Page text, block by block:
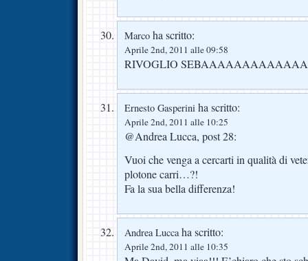
Marco ha scritto:
Aprile 2nd, 2011 alle 09:58
RIVOGLIO
Ernesto Gasperini ha scritto:
Aprile 2nd, 2011 alle 10:25
@Andrea Lucca, post 28:
Vuoi che venga a cercarti in qualità di
plotone carri…?!
Fa la sua bella differenza!
Andrea Luccaha scritto:
Aprile 2nd, 2011 alle 10:35